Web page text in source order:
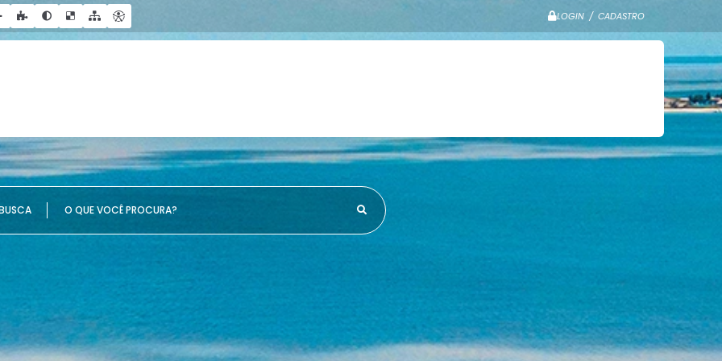
LOGIN / CADASTRO
VOCÊ PROCURA?